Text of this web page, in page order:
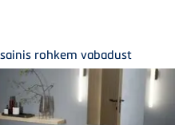
rohkem vabadust